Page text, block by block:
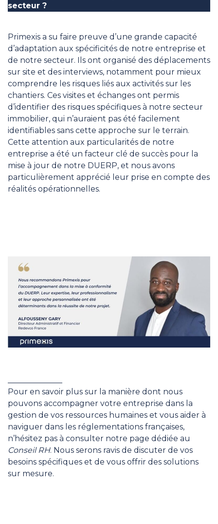
secteur ?
Primexis a su faire preuve d’une grande capacité
d’adaptation aux spécificités de notre entreprise et
de notre secteur. Ils ont organisé des déplacements
sur site et des interviews, notamment pour mieux
comprendre les risques liés aux activités sur les
chantiers. Ces visites et échanges ont permis
d’identifier des risques spécifiques à notre secteur
immobilier, qui n’auraient pas été facilement
identifiables sans cette approche sur le terrain.
Cette attention aux particularités de notre
entreprise a été un facteur clé de succès pour la
mise à jour de notre DUERP, et nous avons
particulièrement apprécié leur prise en compte des
réalités opérationnelles.
Pour en savoir plus sur la manière dont nous
pouvons accompagner votre entreprise dans la
gestion de vos ressources humaines et vous aider à
naviguer dans les réglementations françaises,
n’hésitez pas à consulter notre page dédiée au
Conseil RH. Nous serons ravis de discuter de vos
besoins spécifiques et de vous offrir des solutions
sur mesure.